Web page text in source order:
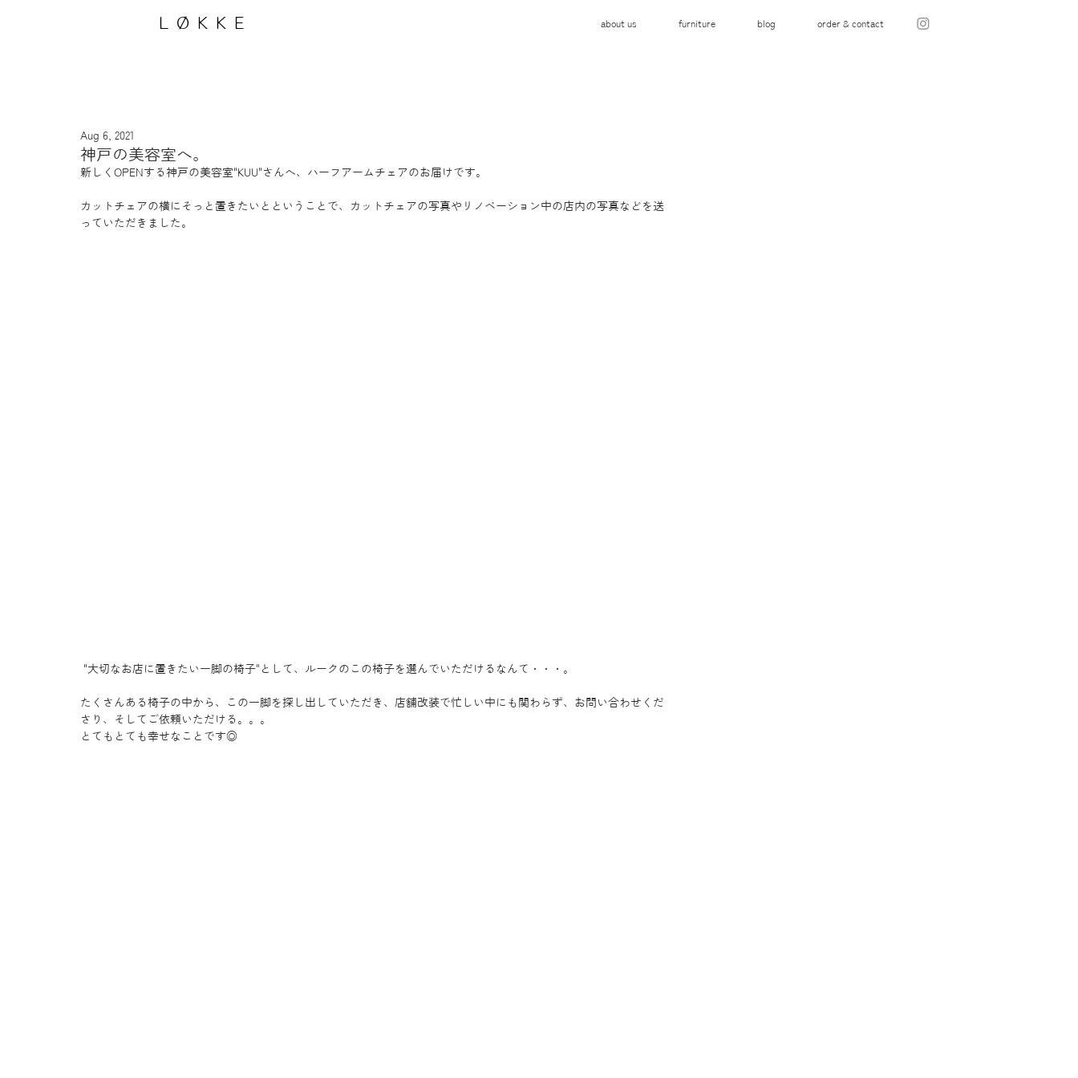
LØKKE about us furniture blog order & contact
神戸の美容室へ。
Aug 6, 2021
新しくOPENする神戸の美容室"KUU"さんへ、ハーフアームチェアのお届けです。
カットチェアの横にそっと置きたいとということで、カットチェアの写真やリノベーション中の店内の写真などを送
っていただきました。
"大切なお店に置きたい一脚の椅子"として、ルークのこの椅子を選んでいただけるなんて・・・。
たくさんある椅子の中から、この一脚を探し出していただき、店舗改装で忙しい中にも関わらず、お問い合わせくだ
さり、そしてご依頼いただける。。。
とてもとても幸せなことです◎